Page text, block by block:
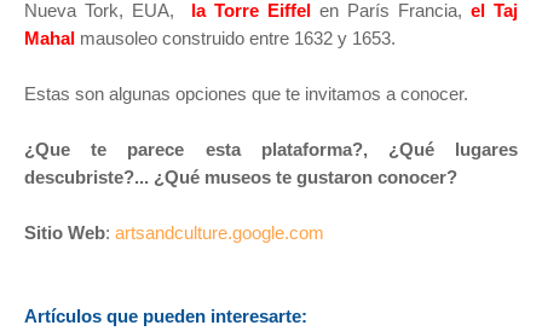
Nueva Tork, EUA, la Torre Eiffel en París Francia, el Taj
Mahal mausoleo construido entre 1632 y 1653.
Estas son algunas opciones que te invitamos a conocer.
¿Que te parece esta plataforma?, ¿Qué lugares
descubriste?... ¿Qué museos te gustaron conocer?
Sitio Web: artsandculture.google.com
Artículos que pueden interesarte: